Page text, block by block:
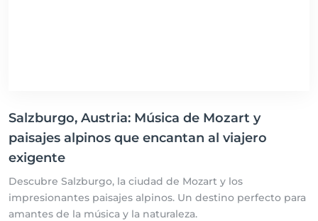
Salzburgo, Austria: Música de Mozart y
paisajes alpinos que encantan al viajero
exigente
Descubre Salzburgo, la ciudad de Mozart y los
impresionantes paisajes alpinos. Un destino perfecto para
amantes de la música y la naturaleza.